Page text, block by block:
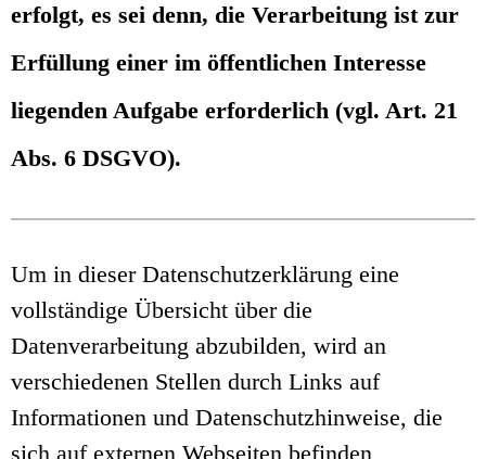
erfolgt, es sei denn, die Verarbeitung ist zur
Erfüllung einer im öffentlichen Interesse
liegenden Aufgabe erforderlich (vgl. Art. 21
Abs. 6 DSGVO).
Um in dieser Datenschutzerklärung eine
vollständige Übersicht über die
Datenverarbeitung abzubilden, wird an
verschiedenen Stellen durch Links auf
Informationen und Datenschutzhinweise, die
sich auf externen Webseiten befinden,